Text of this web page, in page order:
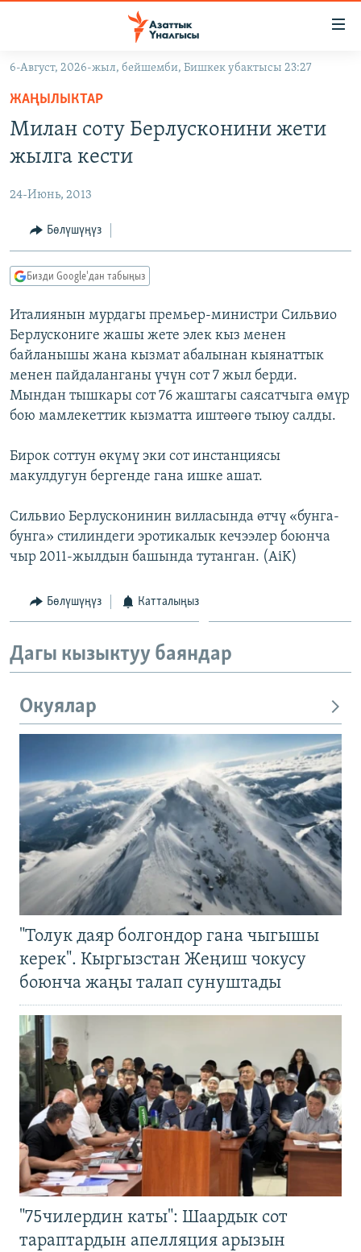
Навигацияга
өтүңүз
Издөөгө
салыңыз
ЭКОНОМИКА
МАДАНИЯТ
БОРБОР АЗИЯ
АТАЙЫН ИЛИКТӨӨ
ТВ ПРОГРАММАЛАР
ЭКСПЕРТТЕР ТАЛДАЙТ
БИЗ ЖАНА ДҮЙНӨ
ДАНИСТЕ
ЭЖЕ-СИҢДИЛЕР
АЗАТТЫК+
ӨЗГӨЧӨ ПИКИР
Русский
ОНЛАЙН ШЕРИНЕ
ЭЕ/АРнун бардык сайттары
6-Август, 2026-жыл, бейшемби, Бишкек убактысы 23:27
ЖАҢЫЛЫКТАР
Милан соту Берлусконини жети
жылга кести
24-Июнь, 2013
Бөлүшүңүз
Бизди Google'дан табыңыз
Италиянын мурдагы премьер-министри Сильвио
Берлускониге жашы жете элек кыз менен
байланышы жана кызмат абалынан кыянаттык
менен пайдаланганы үчүн сот 7 жыл берди.
Мындан тышкары сот 76 жаштагы саясатчыга өмүр
бою мамлекеттик кызматта иштөөгө тыюу салды.
Бирок соттун өкүмү эки сот инстанциясы
макулдугун бергенде гана ишке ашат.
Сильвио Берлусконинин вилласында өтчү «бунга-
бунга» стилиндеги эротикалык кечээлер боюнча
чыр 2011-жылдын башында тутанган. (AiK)
Бөлүшүңүз Катталыңыз
Дагы кызыктуу баяндар
Окуялар
"Толук даяр болгондор гана чыгышы
керек". Кыргызстан Жеңиш чокусу
боюнча жаңы талап сунуштады
"75чилердин каты": Шаардык сот
тараптардын апелляция арызын